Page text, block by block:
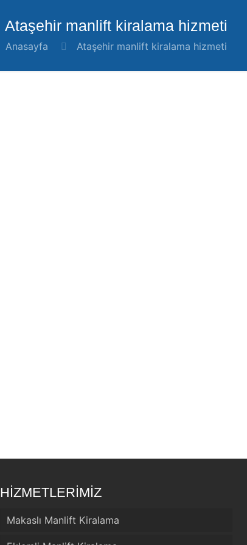
Ataşehir manlift kiralama hizmeti
Anasayfa Ataşehir manlift kiralama hizmeti
HİZMETLERİMİZ
Makaslı Manlift Kiralama